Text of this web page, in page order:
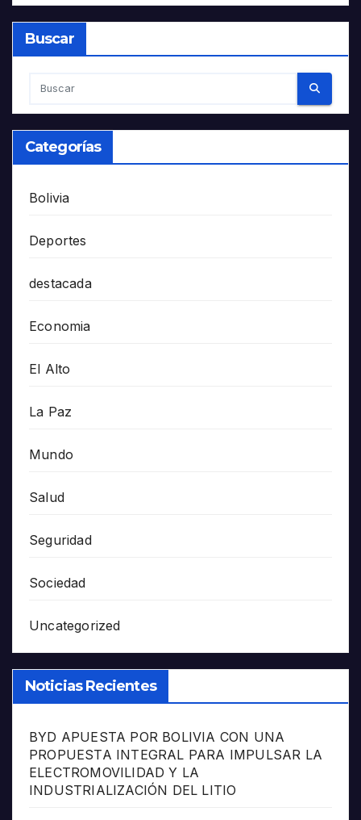
Buscar
Categorías
Bolivia
Deportes
destacada
Economia
El Alto
La Paz
Mundo
Salud
Seguridad
Sociedad
Uncategorized
Noticias Recientes
BYD APUESTA POR BOLIVIA CON UNA
PROPUESTA INTEGRAL PARA IMPULSAR LA
ELECTROMOVILIDAD Y LA
INDUSTRIALIZACIÓN DEL LITIO